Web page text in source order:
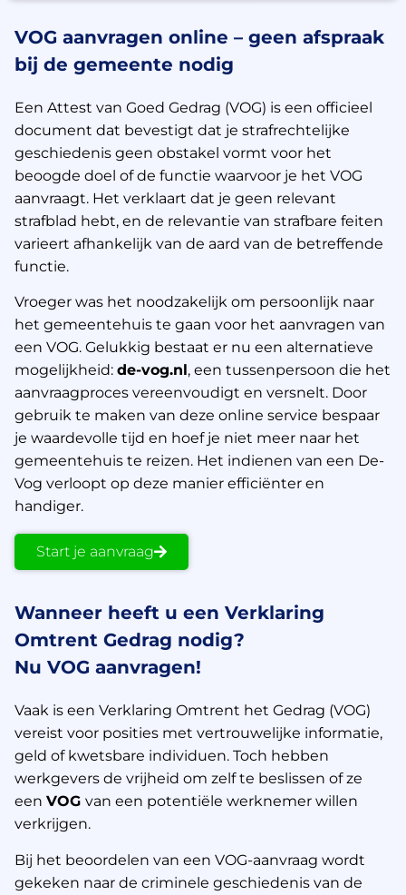
VOG aanvragen online – geen afspraak
bij de gemeente nodig
Een Attest van Goed Gedrag (VOG) is een officieel
document dat bevestigt dat je strafrechtelijke
geschiedenis geen obstakel vormt voor het
beoogde doel of de functie waarvoor je het VOG
aanvraagt. Het verklaart dat je geen relevant
strafblad hebt, en de relevantie van strafbare feiten
varieert afhankelijk van de aard van de betreffende
functie.
Vroeger was het noodzakelijk om persoonlijk naar
het gemeentehuis te gaan voor het aanvragen van
een VOG. Gelukkig bestaat er nu een alternatieve
mogelijkheid: de-vog.nl, een tussenpersoon die het
aanvraagproces vereenvoudigt en versnelt. Door
gebruik te maken van deze online service bespaar
je waardevolle tijd en hoef je niet meer naar het
gemeentehuis te reizen. Het indienen van een De-
Vog verloopt op deze manier efficiënter en
handiger.
Start je aanvraag
Wanneer heeft u een Verklaring
Omtrent Gedrag nodig?
Nu VOG aanvragen!
Vaak is een Verklaring Omtrent het Gedrag (VOG)
vereist voor posities met vertrouwelijke informatie,
geld of kwetsbare individuen. Toch hebben
werkgevers de vrijheid om zelf te beslissen of ze
een VOG van een potentiële werknemer willen
verkrijgen.
Bij het beoordelen van een VOG-aanvraag wordt
gekeken naar de criminele geschiedenis van de